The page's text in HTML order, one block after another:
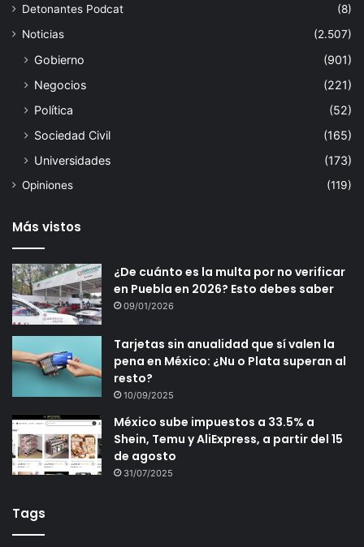
Detonantes Podcat
(8)
Noticias
(2.507)
Gobierno
(901)
Negocios
(221)
Política
(52)
Sociedad Civil
(165)
Universidades
(173)
Opiniones (119)
Más vistos
¿De cuánto es la multa por no verificar
en Puebla en 2026? Esto debes saber
09/01/2026
Tarjetas sin anualidad que sí valen la
pena en México: ¿Nu o Plata superan al
resto?
10/09/2025
México sube impuestos a 33.5% a
Shein, Temu y AliExpress, a partir del 15
de agosto
31/07/2025
Tags